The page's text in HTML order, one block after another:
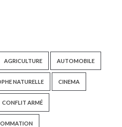
AGRICULTURE AUTOMOBILE
NATURELLE CINEMA
CONFLIT ARMÉ